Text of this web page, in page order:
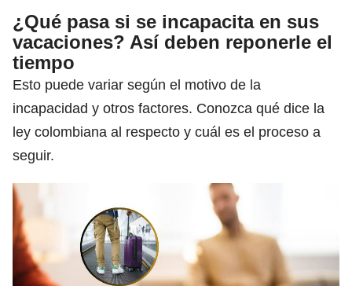
¿Qué pasa si se incapacita en sus
vacaciones? Así deben reponerle el
tiempo
Esto puede variar según el motivo de la
incapacidad y otros factores. Conozca qué dice la
ley colombiana al respecto y cuál es el proceso a
seguir.